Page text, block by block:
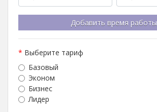
Добавить время работы
* Выберите тариф
Базовый
Эконом
Бизнес
Лидер